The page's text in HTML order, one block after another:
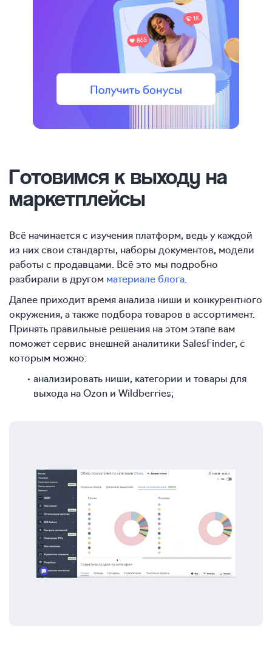
Готовимся к выходу на
маркетплейсы
Всё начинается с изучения платформ, ведь у каждой
из них свои стандарты, наборы документов, модели
работы с продавцами. Всё это мы подробно
разбирали в другом материале блога
Далее приходит время анализа ниши и конкурентного
окружения, а также подбора товаров в ассортимент.
Принять правильные решения на этом этапе вам
поможет сервис внешней аналитики SalesFinder, с
которым можно:
анализировать ниши, категории и товары для
выхода на Ozon и Wildberries;